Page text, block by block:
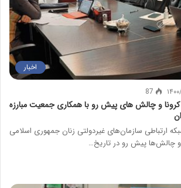
اخبار
۱۷ 87
کرونا و چالش های پیش رو با همکاری جمعیت مبارزه
ارتباطی سازمان‌های غیردولتی زنان جمهوری اسلامی
و چالش‌ها پیش رو در تاریخ…